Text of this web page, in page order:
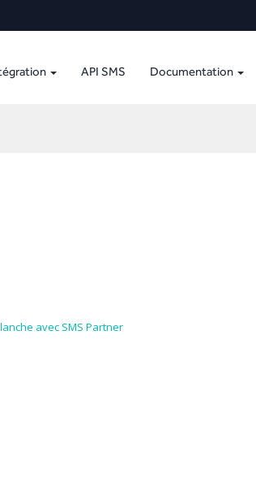
API SMS Documentation
avec SMS Partner